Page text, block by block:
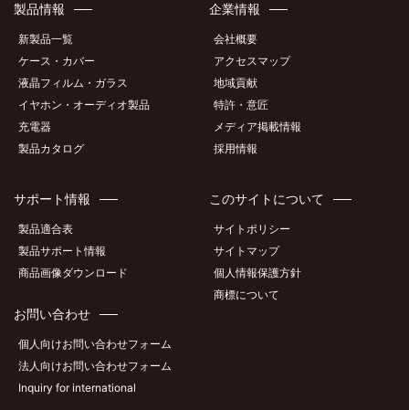
製品情報
新製品一覧
ケース・カバー
液晶フィルム・ガラス
イヤホン・オーディオ製品
充電器
製品カタログ
企業情報
会社概要
アクセスマップ
地域貢献
特許・意匠
メディア掲載情報
採用情報
サポート情報
製品適合表
製品サポート情報
商品画像ダウンロード
お問い合わせ
個人向けお問い合わせフォーム
法人向けお問い合わせフォーム
Inquiry for international
このサイトについて
サイトポリシー
サイトマップ
個人情報保護方針
商標について